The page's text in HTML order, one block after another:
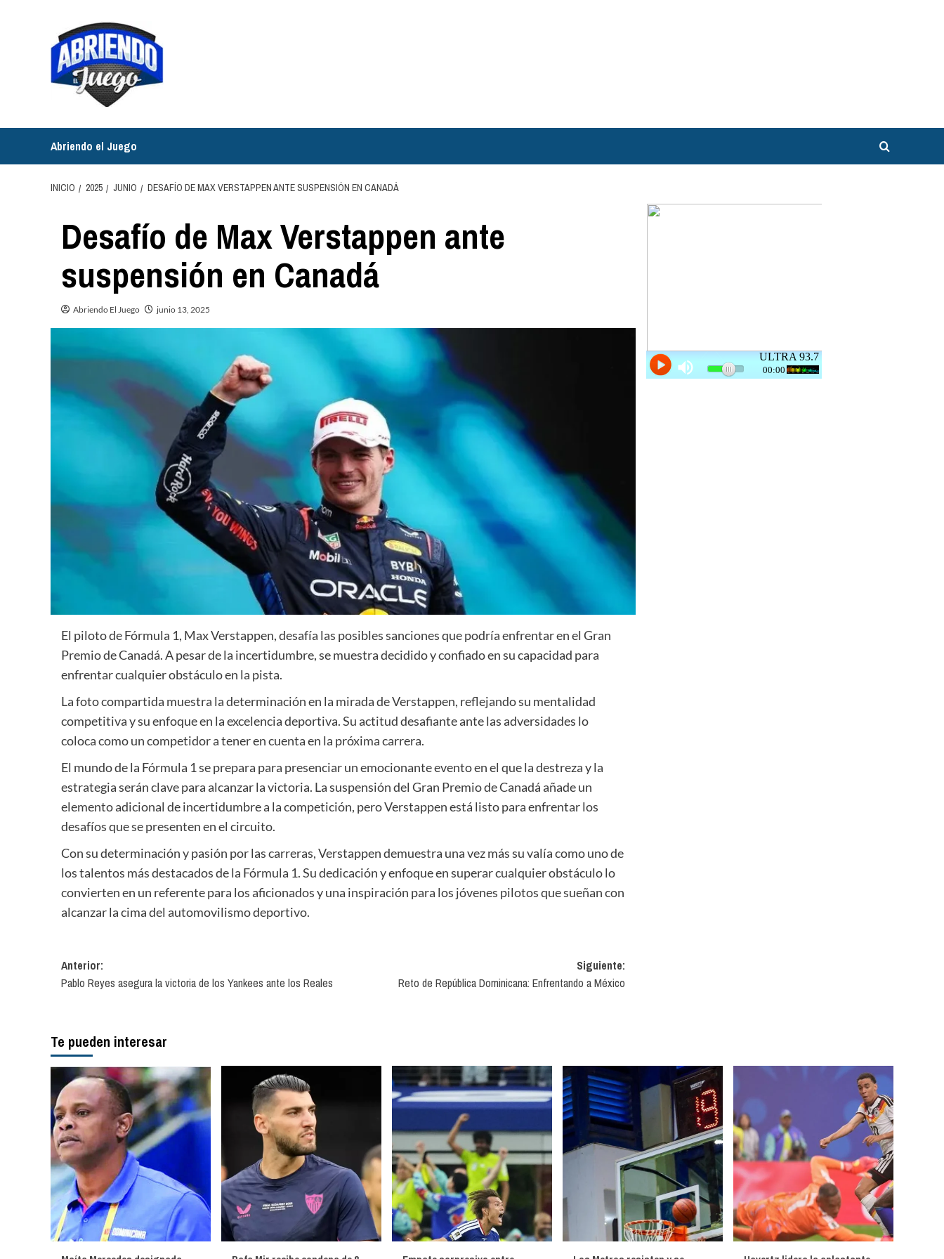
Abriendo el Juego
INICIO 2025 JUNIO DESAFÍO DE MAX VERSTAPPEN ANTE SUSPENSIÓN EN CANADÁ
Desafío de Max Verstappen ante
suspensión en Canadá
Abriendo El Juego junio 13, 2025
El piloto de Fórmula 1, Max Verstappen, desafía las posibles sanciones que podría enfrentar en el Gran
Premio de Canadá. A pesar de la incertidumbre, se muestra decidido y confiado en su capacidad para
enfrentar cualquier obstáculo en la pista.
La foto compartida muestra la determinación en la mirada de Verstappen, reflejando su mentalidad
competitiva y su enfoque en la excelencia deportiva. Su actitud desafiante ante las adversidades lo
coloca como un competidor a tener en cuenta en la próxima carrera.
El mundo de la Fórmula 1 se prepara para presenciar un emocionante evento en el que la destreza y la
estrategia serán clave para alcanzar la victoria. La suspensión del Gran Premio de Canadá añade un
elemento adicional de incertidumbre a la competición, pero Verstappen está listo para enfrentar los
desafíos que se presenten en el circuito.
Con su determinación y pasión por las carreras, Verstappen demuestra una vez más su valía como uno de
los talentos más destacados de la Fórmula 1. Su dedicación y enfoque en superar cualquier obstáculo lo
convierten en un referente para los aficionados y una inspiración para los jóvenes pilotos que sueñan con
alcanzar la cima del automovilismo deportivo.
Navegación
de
Anterior:
Pablo Reyes asegura la victoria de los Yankees ante los Reales
Siguiente:
Reto de República Dominicana: Enfrentando a México
Te pueden interesar